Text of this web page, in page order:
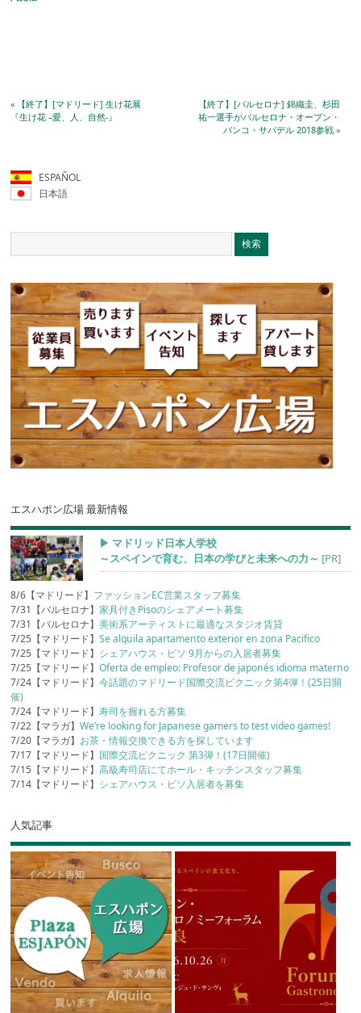
« 【終了】[マドリード] 生け花展
『生け花 –愛、人、自然-』
【終了】[バルセロナ] 錦織圭、杉田
祐一選手がバルセロナ・オープン・
バンコ・サバデル 2018参戦»
ESPAÑOL
日本語
エスハポン広場 最新情報
▶︎ マドリッド日本人学校
～スペインで育む、日本の学びと未来への力～ [PR]
8/6【マドリード】 ファッションEC営業スタッフ募集
7/31【バルセロナ】家具付きPisoのシェアメート募集
7/31【バルセロナ】美術系アーティストに最適なスタジオ賃貸
7/25【マドリード】Se alquila apartamento exterior en zona Pacifico
7/25【マドリード】 シェアハウス・ピソ 9月からの入居者募集
7/25【マドリード】Oferta de empleo: Profesor de japonés idioma materno
7/24【マドリード】今話題のマドリード国際交流ピクニック第4弾！(25日開
催)
7/24【マドリード】寿司を握れる方募集
7/22【マラガ】We’re looking for Japanese gamers to test video games!
7/20【マラガ】 お茶・情報交換できる方を探しています
7/17【マドリード】 国際交流ピクニック 第3弾！(17日開催)
7/15【マドリード】高級寿司店にてホール・キッチンスタッフ募集
7/14【マドリード】 シェアハウス・ピソ入居者を募集
人気記事